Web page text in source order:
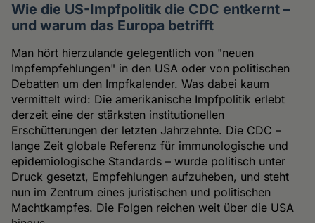
Wie die US-Impfpolitik die CDC entkernt –
und warum das Europa betrifft
Man hört hierzulande gelegentlich von "neuen
Impfempfehlungen" in den USA oder von politischen
Debatten um den Impfkalender. Was dabei kaum
vermittelt wird: Die amerikanische Impfpolitik erlebt
derzeit eine der stärksten institutionellen
Erschütterungen der letzten Jahrzehnte. Die CDC –
lange Zeit globale Referenz für immunologische und
epidemiologische Standards – wurde politisch unter
Druck gesetzt, Empfehlungen aufzuheben, und steht
nun im Zentrum eines juristischen und politischen
Machtkampfes. Die Folgen reichen weit über die USA